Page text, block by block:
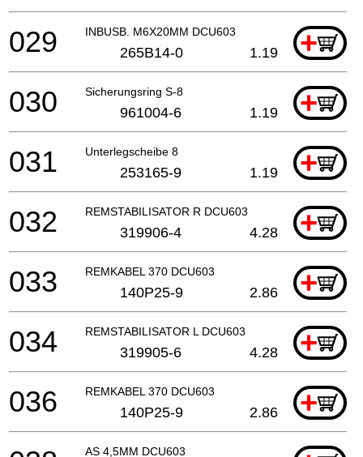
INBUSB. M6X20MM DCU603 +
029 265B14-0 1.19
Sicherungsring S-8 +
030 961004-6 1.19
Unterlegscheibe 8 +
031 253165-9 1.19
REMSTABILISATOR R DCU603 +
032 319906-4 4.28
REMKABEL 370 DCU603 +
033 140P25-9 2.86
REMSTABILISATOR L DCU603 +
034 319905-6 4.28
REMKABEL 370 DCU603 +
036 140P25-9 2.86
AS 4,5MM DCU603